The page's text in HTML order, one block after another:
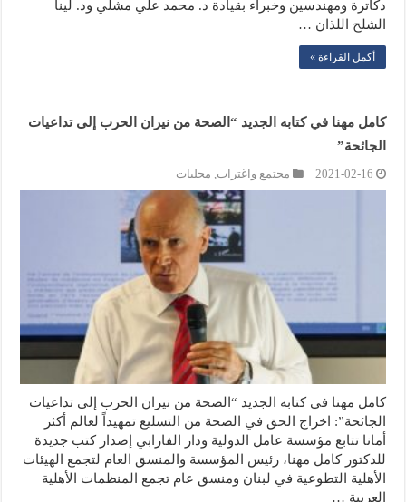
دكاترة ومهندسين وخبراء بقيادة د. محمد علي مشلي ود. لينا
الشلح اللذان …
أكمل القراءة »
كامل مهنا في كتابه الجديد “الصحة من نيران الحرب إلى تداعيات
الجائحة”
2021-02-16 مجتمع واغتراب محليات
كامل مهنا في كتابه الجديد “الصحة من نيران الحرب إلى تداعيات
الجائحة”: اخراج الحق في الصحة من التسليع تمهيداً لعالم أكثر
أمانا تتابع مؤسسة عامل الدولية ودار الفارابي إصدار كتب جديدة
للدكتور كامل مهنا، رئيس المؤسسة والمنسق العام لتجمع الهيئات
الأهلية التطوعية في لبنان ومنسق عام تجمع المنظمات الأهلية
العربية …